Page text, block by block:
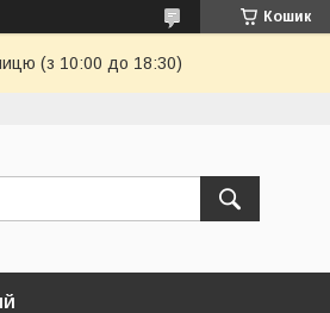
Кошик
(з 10:00 до 18:30)